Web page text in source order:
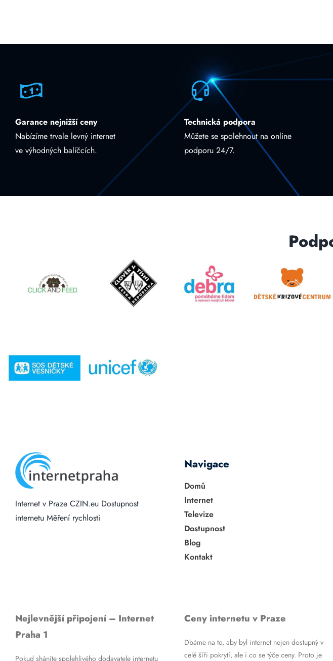
Garance nejnižší ceny
Nabízíme trvale levný internet
ve výhodných balíčcích.
Technická podpora
Můžete se spolehnout na online
podporu 24/7.
Internet v Praze CZIN.eu Dostupnost
internetu Měření rychlosti
Navigace
Domů
Internet
Televize
Dostupnost
Blog
Kontakt
Nejlevnější připojení – Internet
Praha 1
Pokud sháníte spolehlivého dodavatele internetu
Ceny internetu v Praze
Dbáme na to, aby byl internet nejen dostupný v
celé šíři pokrytí, ale i co se týče ceny. Proto je